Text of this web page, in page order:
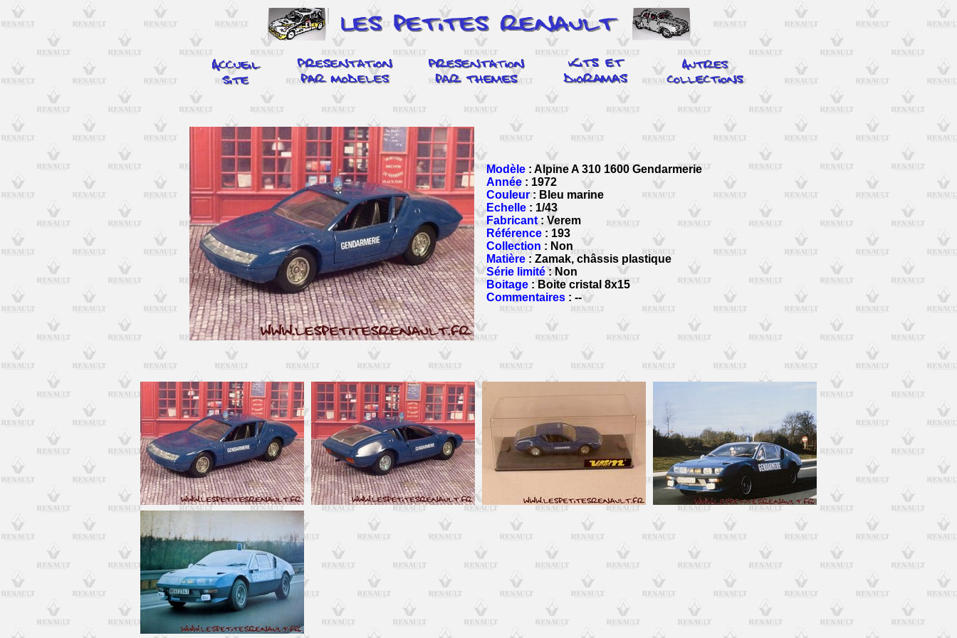
Modèle : Alpine A 310 1600 Gendarmerie
Année : 1972
Couleur: Bleu marine
Echelle : 1/43
Fabricant: Verem
Référence : 193
Collection : Non
Matière : Zamak, châssis plastique
Série limité: Non
Boitage : Boite cristal 8x15
Commentaires : --